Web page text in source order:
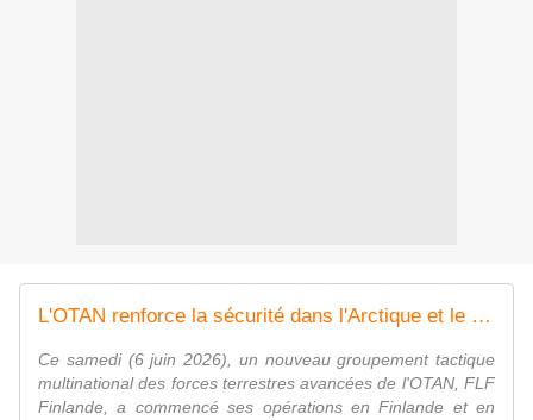
L'OTAN renforce la sécurité dans l'Arctique et le Grand Nord
Ce samedi (6 juin 2026), un nouveau groupement tactique
multinational des forces terrestres avancées de l'OTAN, FLF
Finlande, a commencé ses opérations en Finlande et en